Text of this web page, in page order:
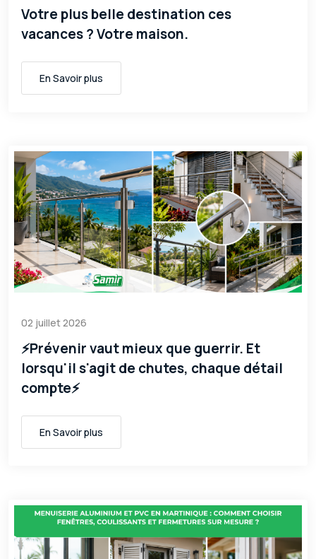
Votre plus belle destination ces
vacances ? Votre maison.
En Savoir plus
02 juillet 2026
⚡Prévenir vaut mieux que guerrir. Et
lorsqu'il s'agit de chutes, chaque détail
compte⚡
En Savoir plus